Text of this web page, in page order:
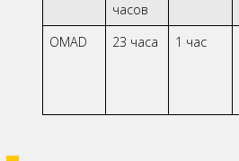
часов
OMAD
23 часа 1 час